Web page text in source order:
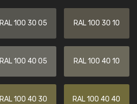
RAL 100 30 05 RAL 100 30 10
RAL 100 40 05 RAL 100 40 10
RAL 100 40 30 RAL 100 40 40